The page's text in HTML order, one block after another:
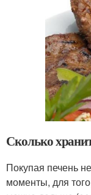
Сколько
Покупая печень
моменты, для